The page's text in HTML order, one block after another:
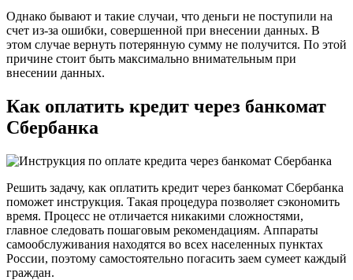
Однако бывают и такие случаи, что деньги не поступили на
счет из-за ошибки, совершенной при внесении данных. В
этом случае вернуть потерянную сумму не получится. По этой
причине стоит быть максимально внимательным при
внесении данных.
Как оплатить кредит через банкомат
Сбербанка
Решить задачу, как оплатить кредит через банкомат Сбербанка
поможет инструкция. Такая процедура позволяет сэкономить
время. Процесс не отличается никакими сложностями,
главное следовать пошаговым рекомендациям. Аппараты
самообслуживания находятся во всех населенных пунктах
России, поэтому самостоятельно погасить заем сумеет каждый
граждан.